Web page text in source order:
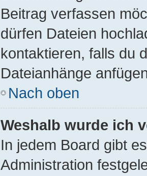
Beitrag verfassen
dürfen Dateien
kontaktieren, falls du
Dateianhänge
Nach oben
Weshalb wurde ich
In jedem Board gibt
Administration